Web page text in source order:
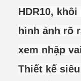
HDR10,
hình ảnh rõ
xem nhập
Thiết kế